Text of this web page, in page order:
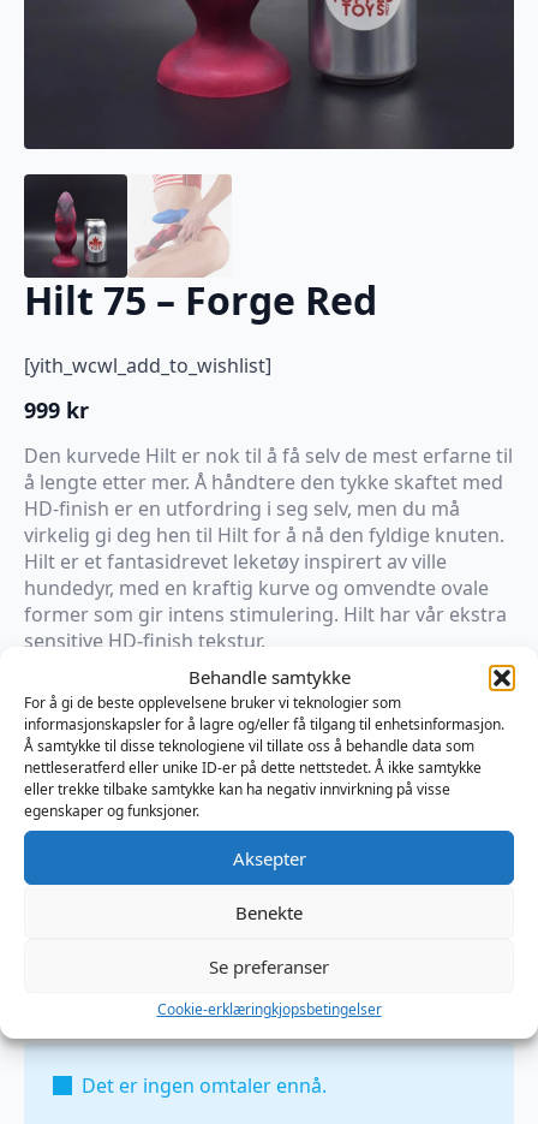
Behandle samtykke
For å gi de beste opplevelsene bruker vi teknologier som
informasjonskapsler for å lagre og/eller få tilgang til enhetsinformasjon.
Å samtykke til disse teknologiene vil tillate oss å behandle data som
nettleseratferd eller unike ID-er på dette nettstedet. Å ikke samtykke
eller trekke tilbake samtykke kan ha negativ innvirkning på visse
egenskaper og funksjoner.
Aksepter
Benekte
Se preferanser
Cookie-erklæringkjopsbetingelser
Hilt 75 – Forge Red
[yith_wcwl_add_to_wishlist]
999 kr
Den kurvede Hilt er nok til å få selv de mest erfarne til
å lengte etter mer. Å håndtere den tykke skaftet med
HD-finish er en utfordring i seg selv, men du må
virkelig gi deg hen til Hilt for å nå den fyldige knuten.
Hilt er et fantasidrevet leketøy inspirert av ville
hundedyr, med en kraftig kurve og omvendte ovale
former som gir intens stimulering. Hilt har vår ekstra
sensitive HD-finish tekstur.
På vei til lager ×
Produktnummer:TTHLT75R
Kategorier:Analplugg,Fan
Brand:Topped Toys
Det er ingen omtaler ennå.